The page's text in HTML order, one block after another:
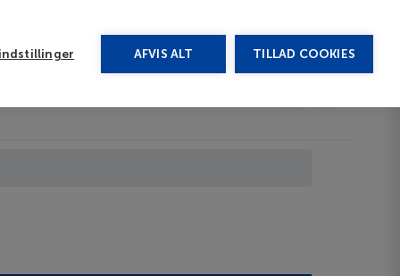
AFVIS ALT TILLAD COOKIES